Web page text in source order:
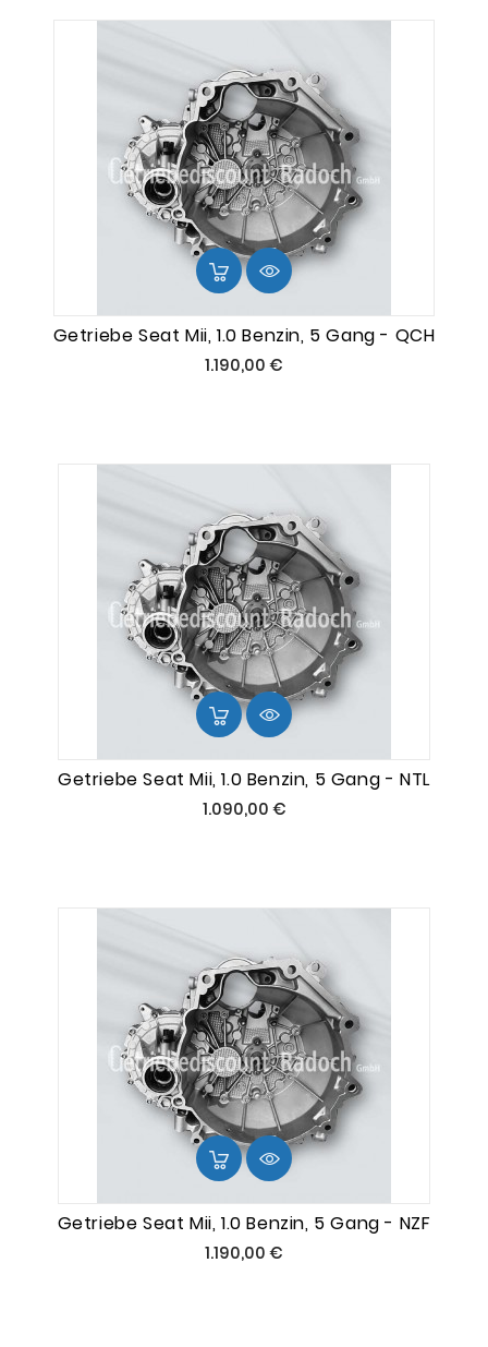
Getriebe Seat Mii, 1.0 Benzin, 5 Gang - QCH
1.190,00 €
Getriebe Seat Mii, 1.0 Benzin, 5 Gang - NTL
1.090,00 €Preis
Getriebe Seat Mii, 1.0 Benzin, 5 Gang - NZF
1.190,00 €